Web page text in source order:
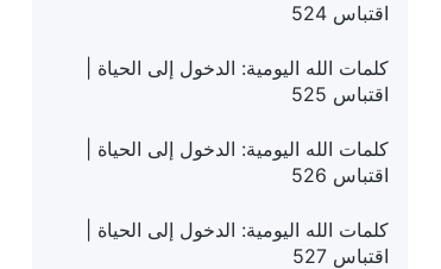
اقتباس 524
كلمات الله اليومية: الدخول إلى الحياة |
اقتباس 525
كلمات الله اليومية: الدخول إلى الحياة |
اقتباس 526
كلمات الله اليومية: الدخول إلى الحياة |
اقتباس 527